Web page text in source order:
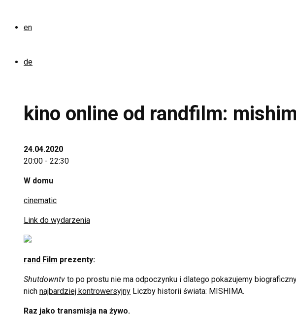
en
de
kino online od randfilm:
24.04.2020
20:00 - 22:30
W domu
cinematic
Link do wydarzenia
rand Film prezenty:
Shutdowntv to po prostu nie ma odpoczynku i dlatego pokazujemy
nich najbardziej kontrowersyjny Liczby historii świata: MISHIMA.
Raz jako transmisja na żywo.